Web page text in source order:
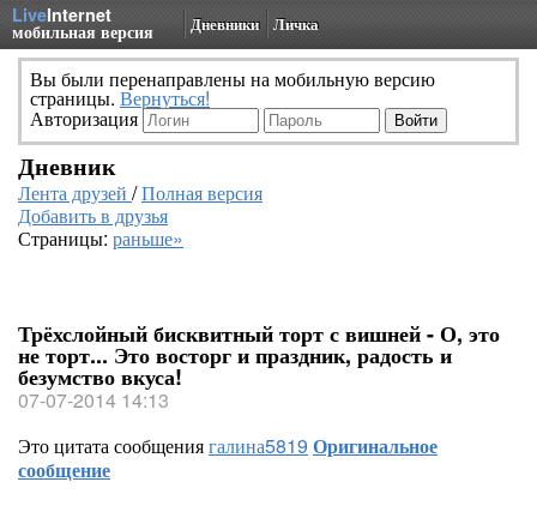
LiveInternet
мобильная версия Дневники Личка
Вы были перенаправлены на мобильную версию
страницы. Вернуться!
Авторизация
Дневник
Лента друзей /Полная версия
Добавить в друзья
Страницы: раньше»
Трёхслойный бисквитный торт с вишней - О, это
не торт... Это восторг и праздник, радость и
безумство вкуса!
07-07-2014 14:13
Это цитата сообщениягалина5819 Оригинальное
сообщение